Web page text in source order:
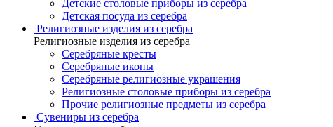
Детские столовые приборы из серебра
Детская посуда из серебра
Религиозные изделия из серебра
Религиозные изделия из серебра
Серебряные кресты
Серебряные иконы
Серебряные религиозные украшения
Религиозные столовые приборы из серебра
Прочие религиозные предметы из серебра
Сувениры из серебра